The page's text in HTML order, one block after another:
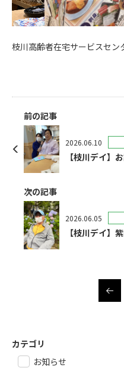
枝川高齢者在宅サービスセ
前の記事
2026.06.10
【枝川デイ】
次の記事
2026.06.05
【枝川デイ】
カテゴリ
お知らせ